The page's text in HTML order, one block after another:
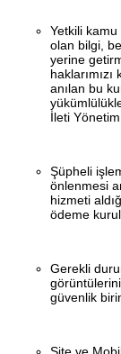
Yetkili kamu
olan bilgi,
yerine
anılan bu
İleti
Şüpheli
önlenmesi
hizmeti
ödeme
Gerekli
güvenlik
Site ve